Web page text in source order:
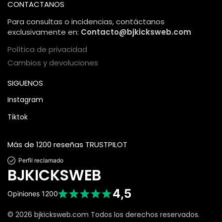
CONTACTANOS
Para consultas o incidencias, contáctanos
exclusivamente en: Contacto@bjkicksweb.com
Política de privacidad
Cambios y devoluciones
SIGUENOS
Instagram
Tiktok
Más de 1200 reseñas TRUSTPILOT
Perfil reclamado
BJKICKSWEB
Opiniones 1200 4,5
© 2026 bjkicksweb.com Todos los derechos reservados.